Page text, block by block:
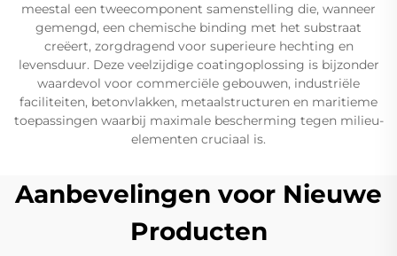
meestal een tweecomponent samenstelling die, wanneer
gemengd, een chemische binding met het substraat
creëert, zorgdragend voor superieure hechting en
levensduur. Deze veelzijdige coatingoplossing is bijzonder
waardevol voor commerciële gebouwen, industriële
faciliteiten, betonvlakken, metaalstructuren en maritieme
toepassingen waarbij maximale bescherming tegen milieu-
elementen cruciaal is.
Aanbevelingen voor Nieuwe
Producten